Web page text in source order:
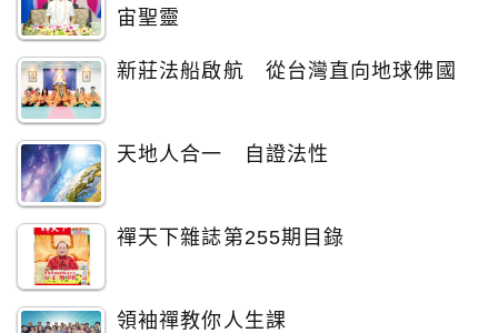
宙聖靈
新莊法船啟航 從台灣直向地球佛國
天地人合一 自證法性
禪天下雜誌第255期目錄
領袖禪教你人生課